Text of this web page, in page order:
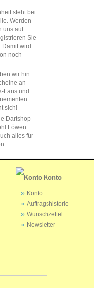
steht bei
Werden
uns auf
Sie
Damit wird
noch
wir hin
an
Fans und
sich!
Dartshop
Löwen
alles für
Konto
Konto
Auftragshistorie
Wunschzettel
Newsletter